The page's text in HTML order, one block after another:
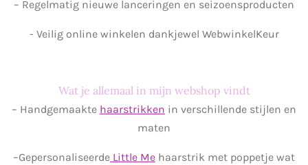
– Regelmatig nieuwe lanceringen en seizoensproducten
- Veilig online winkelen dankjewel WebwinkelKeur
Wat je allemaal in mijn webshop vindt
– Handgemaakte haarstrikken in verschillende stijlen en
maten
–Gepersonaliseerde Little Me haarstrik met poppetje wat